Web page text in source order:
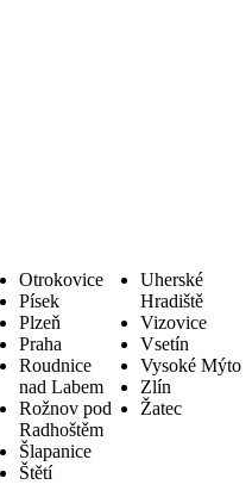
Otrokovice
Písek
Plzeň
Praha
Roudnice
nad Labem
Rožnov pod
Radhoštěm
Šlapanice
Štětí
Uherské
Hradiště
Vizovice
Vsetín
Vysoké Mýto
Zlín
Žatec